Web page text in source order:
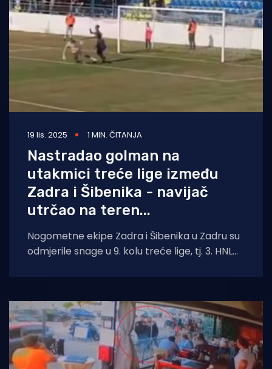
19 lis. 2025 1 MIN. ČITANJA
Nastradao golman na
utakmici treće lige između
Zadra i Šibenika - navijač
utrčao na teren...
Nogometne ekipe Zadra i Šibenika u Zadru su
odmjerile snage u 9. kolu treće lige, tj. 3. HNL